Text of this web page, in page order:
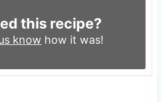
this recipe?
know how it was!